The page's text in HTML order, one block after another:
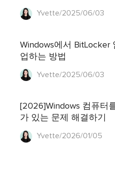
Yvette/2025/06/03
Windows에서 BitLocker
업하는 방법
Yvette/2025/06/03
[2026]Windows 컴퓨터
가 있는 문제 해결하기
Yvette/2026/01/05